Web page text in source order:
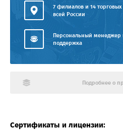
7 филиалов и 14 торговых
всей России
Персональный
поддержка
Подробнее о
Сертификаты и лицензии: